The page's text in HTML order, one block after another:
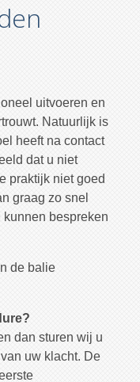
uitvoeren en
Natuurlijk is
heeft na contact
dat u niet
praktijk niet goed
graag zo snel
bespreken
de balie
dan sturen wij u
uw klacht. De